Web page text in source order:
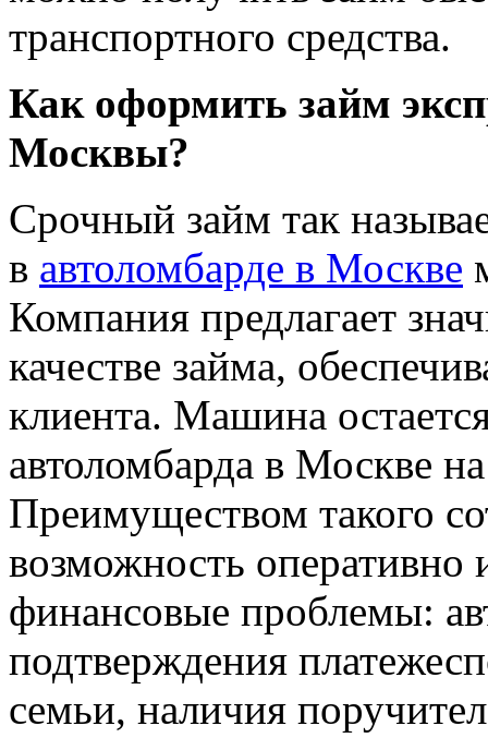
транспортного средства.
Как оформить займ
Москвы?
Срочный займ так
в автоломбарде в Москве
Компания предлагает
качестве займа,
клиента. Машина
автоломбарда в Москве
Преимуществом такого
возможность
финансовые проблемы:
подтверждения
семьи, наличия